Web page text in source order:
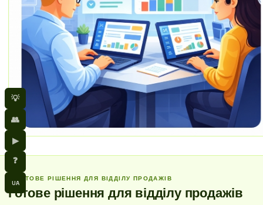
💡
👥
▶
❓
UA
ГОТОВЕ РІШЕННЯ ДЛЯ ВІДДІЛУ ПРОДАЖІВ
Готове рішення для відділу продажів